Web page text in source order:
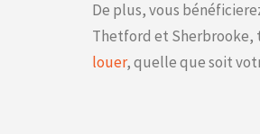
De plus, vous
Thetford et Sherbrooke,
louer, quelle que soit